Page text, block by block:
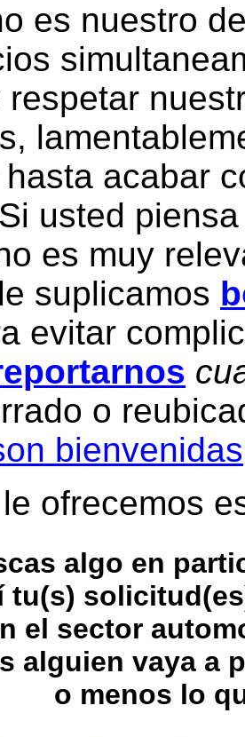
es nuestro
respetar
acabar
usted
es muy
suplicamos
evitar
o
bienvenidas
ofrecemos
algo en
tu(s)
el sector
alguien vaya a
o menos lo